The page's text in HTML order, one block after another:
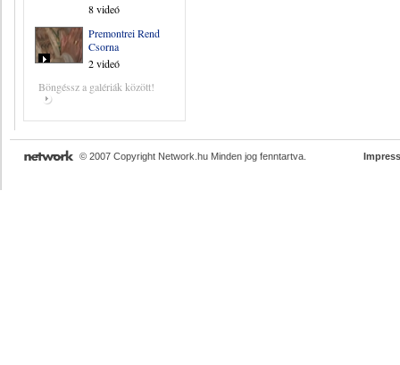
8 videó
Premontrei Rend
Csorna
2 videó
Böngéssz a galériák között!
© 2007 Copyright Network.hu Minden jog fenntartva.